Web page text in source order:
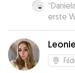
“
erste
vielen
Leonie